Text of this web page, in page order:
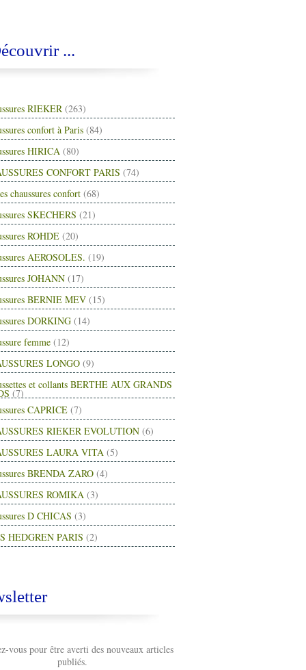
...
RIEKER (263)
confort à Paris (84)
HIRICA (80)
CONFORT PARIS (74)
chaussures confort (68)
SKECHERS (21)
ROHDE (20)
AEROSOLES. (19)
JOHANN (17)
BERNIE MEV (15)
DORKING (14)
femme (12)
LONGO (9)
et collants BERTHE AUX GRANDS
(7)
CAPRICE (7)
RIEKER EVOLUTION (6)
LAURA VITA (5)
BRENDA ZARO (4)
ROMIKA (3)
D CHICAS (3)
HEDGREN PARIS (2)
vous pour être averti des nouveaux articles
publiés.